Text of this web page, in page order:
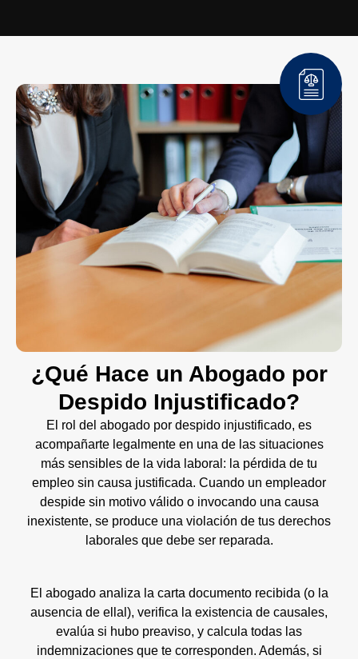
¿Qué Hace un Abogado por
Despido Injustificado?
El rol del abogado por despido injustificado, es
acompañarte legalmente en una de las situaciones
más sensibles de la vida laboral: la pérdida de tu
empleo sin causa justificada. Cuando un empleador
despide sin motivo válido o invocando una causa
inexistente, se produce una violación de tus derechos
laborales que debe ser reparada.
El abogado analiza la carta documento recibida (o la
ausencia de ellal), verifica la existencia de causales,
evalúa si hubo preaviso, y calcula todas las
indemnizaciones que te corresponden. Además, si